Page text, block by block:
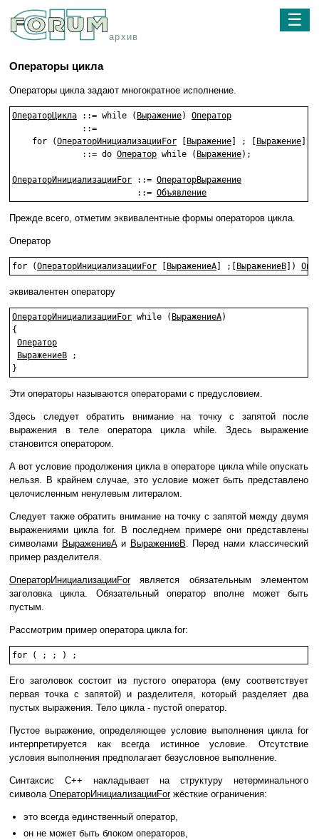
архив
☰
Операторы цикла
Операторы цикла задают многократное исполнение.
ОператорЦикла ::= while ( Выражение) Оператор
              ::=
    for (
ОператорИнициализацииFor Выражение ] ; [ Выражение
              ::= do
Оператор while ( Выражение);
ОператорИнициализацииFor ::= ОператорВыражение
                         ::=
Объявление
Прежде всего, отметим эквивалентные формы операторов цикла.
Оператор
for (ОператорИнициализацииFor ВыражениеA ] ;[ ВыражениеB ])
эквивалентен оператору
ОператорИнициализацииFor while ( ВыражениеA)
{
Оператор
ВыражениеB ;
Эти операторы называются операторами с предусловием.
Здесь следует обратить внимание на точку с запятой после
выражения в теле оператора цикла while. Здесь выражение
становится оператором.
А вот условие продолжения цикла в операторе цикла while опускать
нельзя. В крайнем случае, это условие может быть представлено
целочисленным ненулевым литералом.
Следует также обратить внимание на точку с запятой между двумя
выражениями цикла for. В последнем примере они представлены
символами ВыражениеAи ВыражениеB. Перед нами классический
пример разделителя.
ОператорИнициализацииForявляется обязательным элементом
заголовка цикла. Обязательный оператор вполне может быть
пустым.
Рассмотрим пример оператора цикла for:
for ( ; ; ) ;
Его заголовок состоит из пустого оператора (ему соответствует
первая точка с запятой) и разделителя, который разделяет два
пустых выражения. Тело цикла - пустой оператор.
Пустое выражение, определяющее условие выполнения цикла for
интерпретируется как всегда истинное условие. Отсутствие
условия выполнения предполагает безусловное выполнение.
Синтаксис C++ накладывает на структуру нетерминального
символа ОператорИнициализацииForжёсткие ограничения:
это всегда единственный оператор,
он не может быть блоком операторов,